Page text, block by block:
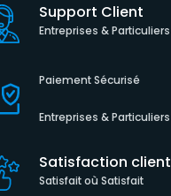
Support Client
Entreprises & Particuliers
Paiement Sécurisé
Entreprises & Particuliers
Satisfaction client
Satisfait où Satisfait